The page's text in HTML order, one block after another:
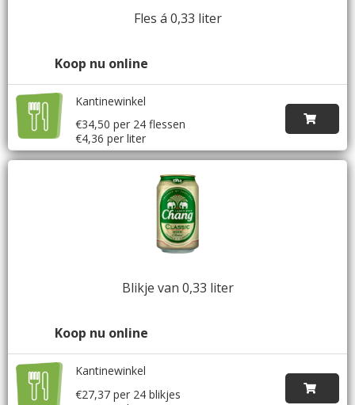
Fles á 0,33 liter
Koop nu online
Kantinewinkel
€34,50 per 24 flessen
€4,36 per liter
Blikje van 0,33 liter
Koop nu online
Kantinewinkel
€27,37 per 24 blikjes